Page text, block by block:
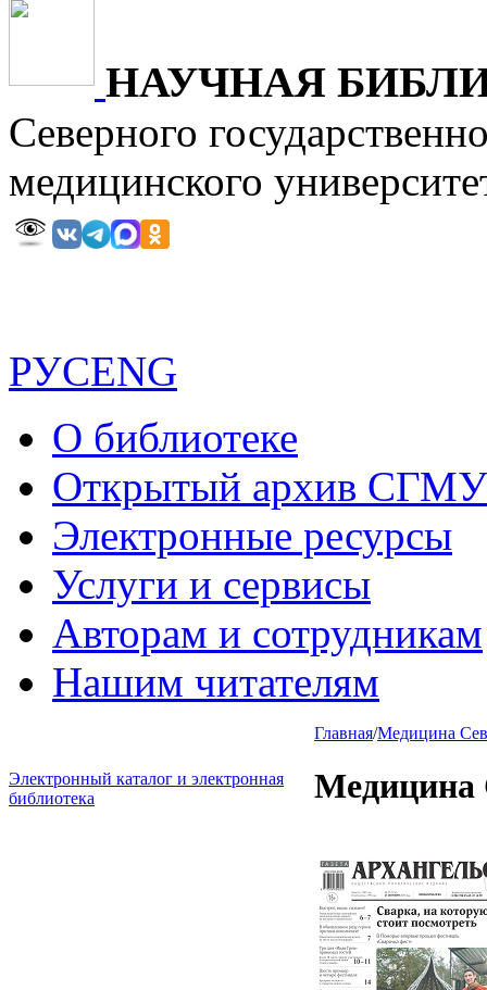
НАУЧНАЯ
Северного
медицинского
РУСENG
О библиотеке
Открытый архив СГМУ
Электронные ресурсы
Услуги и сервисы
Авторам и сотрудникам
Нашим читателям
Электронный каталог и электронная
библиотека
Главная/Медицина
Медицина